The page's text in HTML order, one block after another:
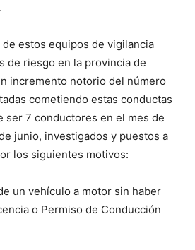
estos equipos de vigilancia
de riesgo en la provincia de
incremento notorio del número
cometiendo estas conductas
ser 7 conductores en el mes de
junio, investigados y puestos a
los siguientes motivos:
un vehículo a motor sin haber
o Permiso de Conducción